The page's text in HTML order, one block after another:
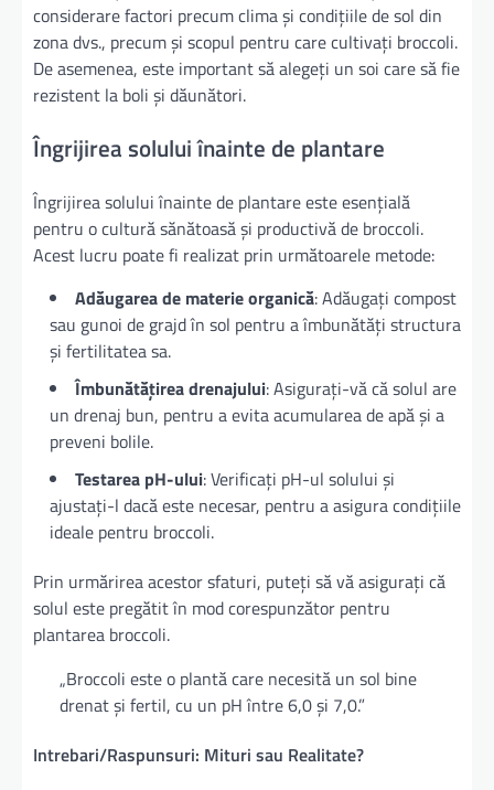
considerare factori precum clima și condițiile de sol din
zona dvs., precum și scopul pentru care cultivați broccoli.
De asemenea, este important să alegeți un soi care să fie
rezistent la boli și dăunători.
Îngrijirea solului înainte de plantare
Îngrijirea solului înainte de plantare este esențială
pentru o cultură sănătoasă și productivă de broccoli.
Acest lucru poate fi realizat prin următoarele metode:
Adăugarea de materie organică: Adăugați compost
sau gunoi de grajd în sol pentru a îmbunătăți structura
și fertilitatea sa.
Îmbunătățirea drenajului: Asigurați-vă că solul are
un drenaj bun, pentru a evita acumularea de apă și a
preveni bolile.
Testarea pH-ului: Verificați pH-ul solului și
ajustați-l dacă este necesar, pentru a asigura condițiile
ideale pentru broccoli.
Prin urmărirea acestor sfaturi, puteți să vă asigurați că
solul este pregătit în mod corespunzător pentru
plantarea broccoli.
„Broccoli este o plantă care necesită un sol bine
drenat și fertil, cu un pH între 6,0 și 7,0.”
Intrebari/Raspunsuri: Mituri sau Realitate?